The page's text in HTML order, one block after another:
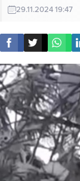
29.11.2024 19:47